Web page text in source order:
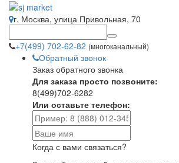
г. Москва, улица Привольная, 70
+7(499) 702-62-82 (многоканальный)
Обратный звонок
Заказ обратного звонка
Для заказа просто позвоните:
8(499)702-6282
Или оставьте телефон:
Когда с вами связаться?